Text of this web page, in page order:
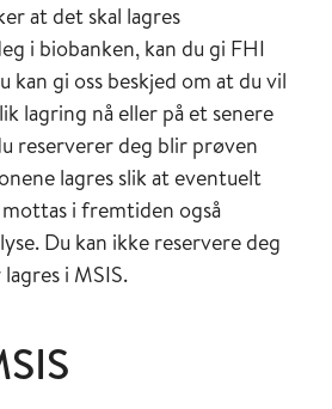
at det skal lagres
i biobanken, kan du gi FHI
kan gi oss beskjed om at du vil
lagring nå eller på et senere
reserverer deg blir prøven
lagres slik at eventuelt
i fremtiden også
Du kan ikke reservere deg
i MSIS.